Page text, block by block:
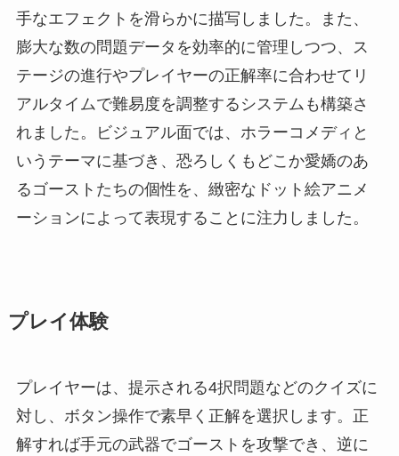
手なエフェクトを滑らかに描写しました。また、
膨大な数の問題データを効率的に管理しつつ、ス
テージの進行やプレイヤーの正解率に合わせてリ
アルタイムで難易度を調整するシステムも構築さ
れました。ビジュアル面では、ホラーコメディと
いうテーマに基づき、恐ろしくもどこか愛嬌のあ
るゴーストたちの個性を、緻密なドット絵アニメ
ーションによって表現することに注力しました。
プレイ体験
プレイヤーは、提示される4択問題などのクイズに
対し、ボタン操作で素早く正解を選択します。正
解すれば手元の武器でゴーストを攻撃でき、逆に